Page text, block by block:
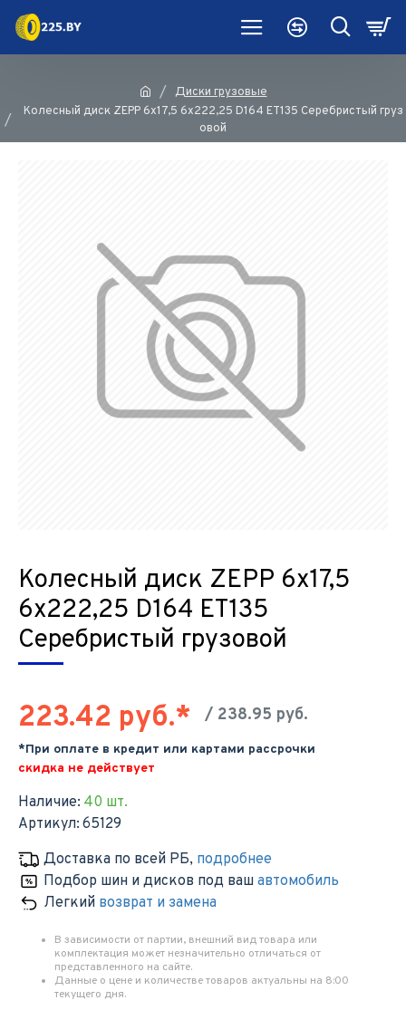
Диски грузовые
Колесный диск ZEPP 6x17,5 6x222,25 D164 ET135 Серебристый груз
овой
Колесный диск ZEPP 6x17,5
6x222,25 D164 ET135
Серебристый грузовой
Наличие: 40 шт.
Артикул: 65129
223.42 руб.* / 238.95 руб.
*При оплате в кредит или картами рассрочки
скидка не действует
Доставка по всей РБ, подробнее
Подбор шин и дисков под ваш автомобиль
Легкий возврат и замена
В зависимости от партии, внешний вид товара или
комплектация может незначительно отличаться от
представленного на сайте.
Данные о цене и количестве товаров актуальны на 8:00
текущего дня.